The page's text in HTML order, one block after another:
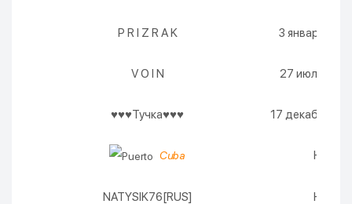
P R I Z R A K 3 января
V O I N 27 июля 2027
♥♥♥Тучка♥♥♥ 17 декабря
Cuba
NATYSIK76[RUS]